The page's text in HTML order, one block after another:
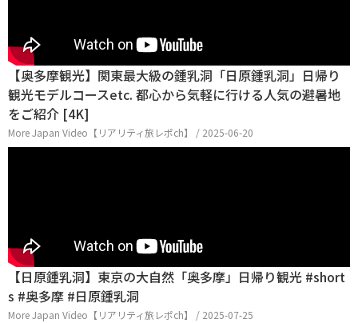
【奥多摩観光】関東最大級の鍾乳洞「日原鍾乳洞」日帰り
観光モデルコースetc. 都心から気軽に行ける人気の避暑地
をご紹介 [4K]
More Japan Video【リアリティ旅レポch】 / 2025-06-20
【日原鍾乳洞】東京の大自然「奥多摩」日帰り観光 #short
s #奥多摩 #日原鍾乳洞
More Japan Video【リアリティ旅レポch】 / 2025-07-25